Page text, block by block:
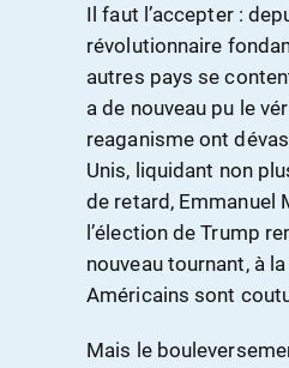
Il faut l’accepter :
révolutionnaire
autres pays se
a de nouveau pu le
reaganisme ont
Unis, liquidant non
de retard, Emmanuel
l’élection de Trump
nouveau tournant, à
Américains sont
Mais le